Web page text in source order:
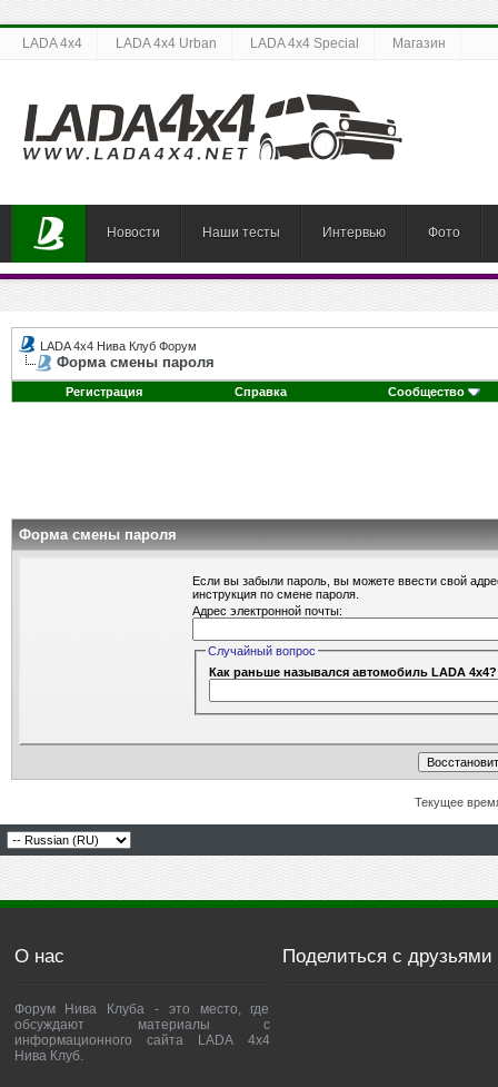
LADA 4x4 LADA 4x4 Urban LADA 4x4 Special Магазин
Новости Наши тесты Интервью Фото
LADA 4x4 Нива Клуб Форум
Форма смены пароля
Регистрация Справка Сообщество
Форма смены пароля
Если вы забыли пароль, вы можете ввести свой
инструкция по смене пароля.
Адрес электронной почты:
Случайный вопрос
Как раньше назывался автомобиль LADA 4x4?
Текущее
О нас
Форум Нива Клуба - это место, где
обсуждают материалы с
информационного сайта LADA 4x4
Нива Клуб.
Поделиться с друзьями